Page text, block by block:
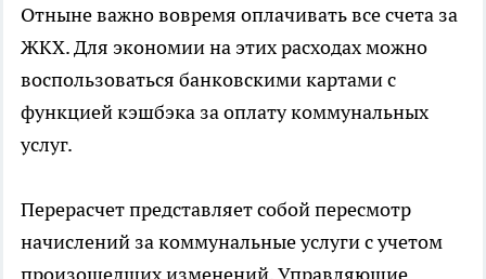
Отныне важно вовремя оплачивать все счета за
ЖКХ. Для экономии на этих расходах можно
воспользоваться банковскими картами с
функцией кэшбэка за оплату коммунальных
услуг.
Перерасчет представляет собой пересмотр
начислений за коммунальные услуги с учетом
произошедших изменений. Управляющие